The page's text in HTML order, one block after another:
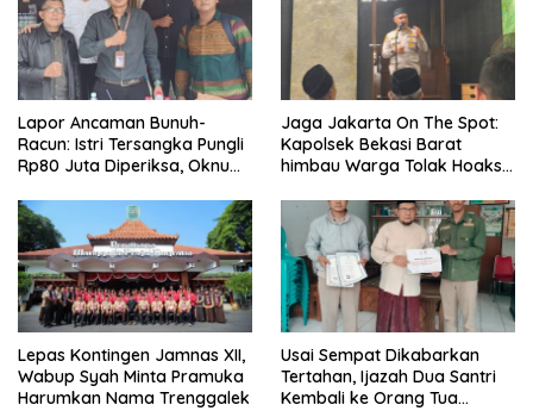
Lapor Ancaman Bunuh-
Racun: Istri Tersangka Pungli
Rp80 Juta Diperiksa, Oknum
Disdagperin
Jaga Jakarta On The Spot:
Kapolsek Bekasi Barat
himbau Warga Tolak Hoaks
Sholat Jumat
Lepas Kontingen Jamnas XII,
Wabup Syah Minta Pramuka
Harumkan Nama Trenggalek
Usai Sempat Dikabarkan
Tertahan, Ijazah Dua Santri
Kembali ke Orang Tua